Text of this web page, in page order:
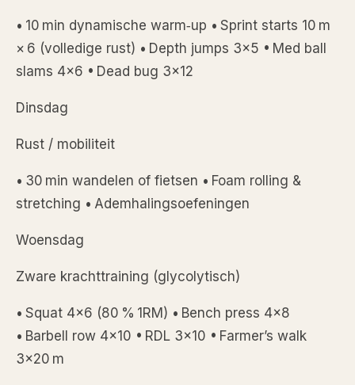
• 10 min dynamische warm‑up • Sprint starts 10 m
× 6 (volledige rust) • Depth jumps 3×5 • Med ball
slams 4×6 • Dead bug 3×12
Dinsdag
Rust / mobiliteit
• 30 min wandelen of fietsen • Foam rolling &
stretching • Ademhalingsoefeningen
Woensdag
Zware krachttraining (glycolytisch)
• Squat 4×6 (80 % 1RM) • Bench press 4×8
• Barbell row 4×10 • RDL 3×10 • Farmer’s walk
3×20 m